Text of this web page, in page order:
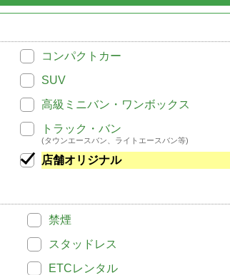
コンパクトカー
SUV
高級ミニバン・ワンボックス
トラック・バン
(タウンエースバン、ライトエースバン等)
店舗オリジナル
禁煙
スタッドレス
ETCレンタル